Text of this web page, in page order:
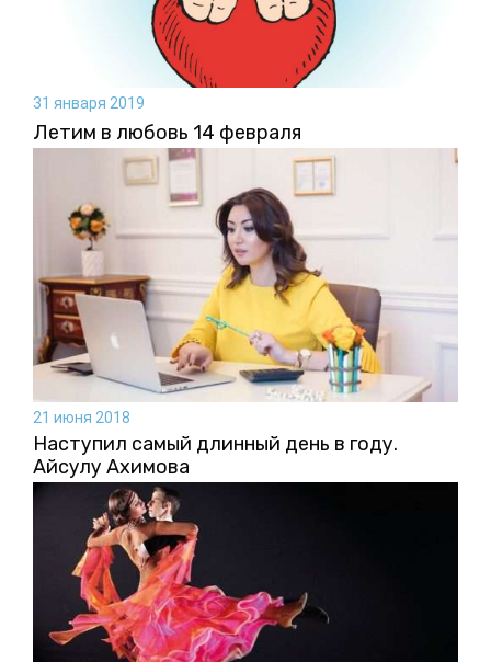
31 января 2019
Летим в любовь 14 февраля
21 июня 2018
Наступил самый длинный день в году.
Айсулу Ахимова